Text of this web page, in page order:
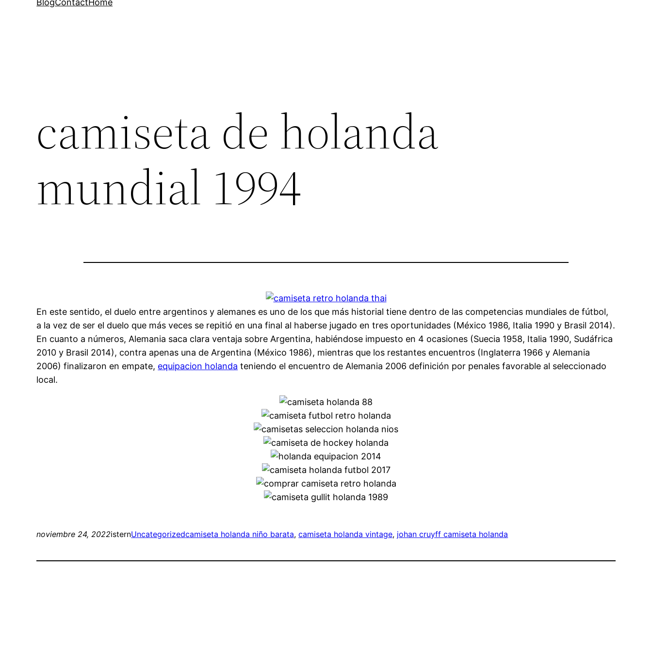
BlogContactHome
camiseta de holanda
mundial 1994
En este sentido, el duelo entre argentinos y alemanes es uno de los que más historial tiene dentro de las competencias mundiales de fútbol,
a la vez de ser el duelo que más veces se repitió en una final al haberse jugado en tres oportunidades (México 1986, Italia 1990 y Brasil 2014).
En cuanto a números, Alemania saca clara ventaja sobre Argentina, habiéndose impuesto en 4 ocasiones (Suecia 1958, Italia 1990, Sudáfrica
2010 y Brasil 2014), contra apenas una de Argentina (México 1986), mientras que los restantes encuentros (Inglaterra 1966 y Alemania
2006) finalizaron en empate, equipacion holanda teniendo el encuentro de Alemania 2006 definición por penales favorable al seleccionado
local.
noviembre 24, 2022isternUncategorizedcamiseta holanda niño barata, camiseta holanda vintage, johan cruyff camiseta holanda